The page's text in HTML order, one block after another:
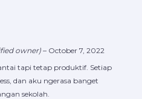
owner)– October 7, 2022
tapi tetap produktif. Setiap
dan aku ngerasa banget
sekolah.